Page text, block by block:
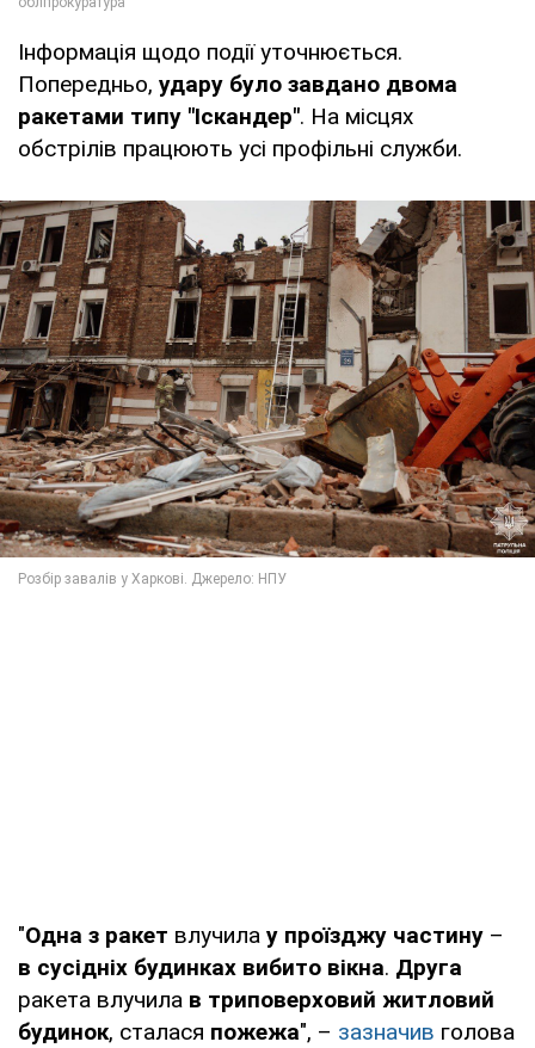
Інформація щодо події уточнюється.
Попередньо, удару було завдано двома
ракетами типу "Іскандер". На місцях
обстрілів працюють усі профільні служби.
"Одна з ракет влучила у проїзджу частину –
в сусідніх будинках вибито вікна. Друга
ракета влучила в триповерховий житловий
будинок, сталася пожежа", – зазначив голова